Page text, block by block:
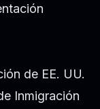
de EE. UU.
Inmigración